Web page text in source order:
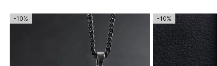
-10% -10%